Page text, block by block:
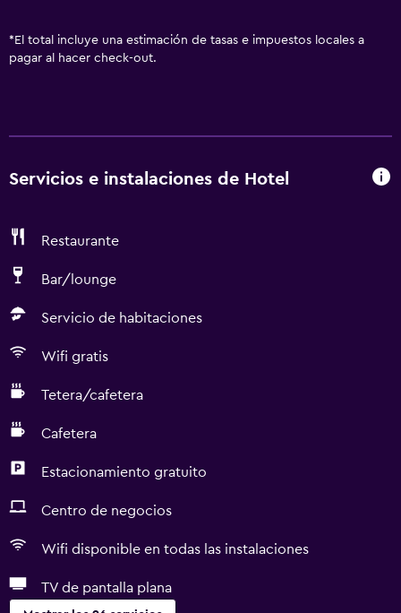
* El total incluye una estimación de tasas e impuestos locales a
pagar al hacer check-out.
Servicios e instalaciones de Hotel
Restaurante
Bar/lounge
Servicio de habitaciones
Wifi gratis
Tetera/cafetera
Cafetera
Estacionamiento gratuito
Centro de negocios
Wifi disponible en todas las instalaciones
TV de pantalla plana